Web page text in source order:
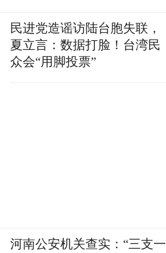
民进党造谣访陆台胞失联，
夏立言：数据打脸！台湾民
众会“用脚投票”
河南公安机关查实：“三支一